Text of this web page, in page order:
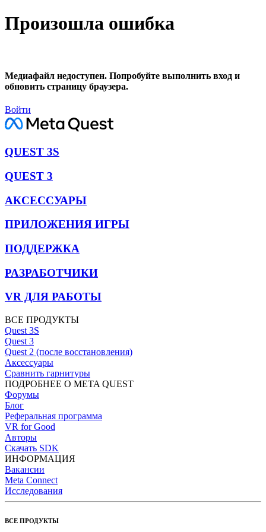
Произошла ошибка
Медиафайл недоступен. Попробуйте выполнить вход и
обновить страницу браузера.
Войти
QUEST 3S
QUEST 3
АКСЕССУАРЫ
ПРИЛОЖЕНИЯ ИГРЫ
ПОДДЕРЖКА
РАЗРАБОТЧИКИ
VR ДЛЯ РАБОТЫ
ВСЕ ПРОДУКТЫ
Quest 3S
Quest 3
Quest 2 (после восстановления)
Аксессуары
Сравнить гарнитуры
ПОДРОБНЕЕ О META QUEST
Форумы
Блог
Реферальная программа
VR for Good
Авторы
Скачать SDK
ИНФОРМАЦИЯ
Вакансии
Meta Connect
Исследования
ВСЕ ПРОДУКТЫ